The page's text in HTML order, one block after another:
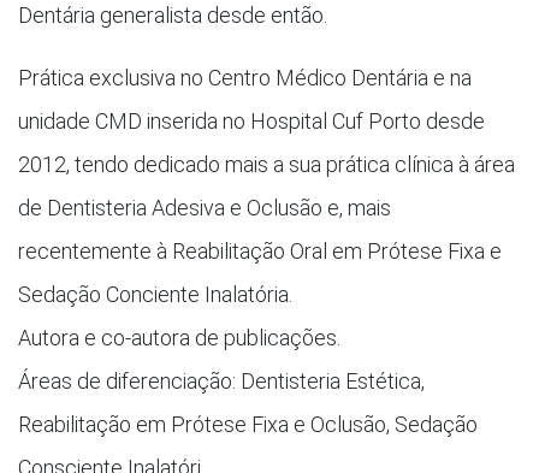
Dentária generalista desde então.
Prática exclusiva no Centro Médico Dentária e na
unidade CMD inserida no Hospital Cuf Porto desde
2012, tendo dedicado mais a sua prática clínica à área
de Dentisteria Adesiva e Oclusão e, mais
recentemente à Reabilitação Oral em Prótese Fixa e
Sedação Conciente Inalatória.
Autora e co-autora de publicações.
Áreas de diferenciação: Dentisteria Estética,
Reabilitação em Prótese Fixa e Oclusão, Sedação
Consciente Inalatóri